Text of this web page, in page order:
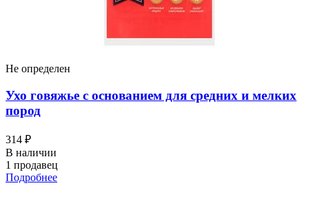
Не определен
Ухо говяжье с основанием для средних и мелких
пород
314 ₽
В наличии
1 продавец
Подробнее